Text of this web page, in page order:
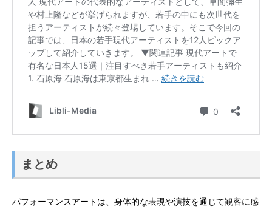
まとめ
パフォーマンスアートは、身体的な表現や演技を通じて観客に感